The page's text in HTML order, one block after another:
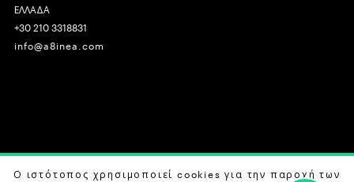
ΕΛΛΑΔΑ
+30 210 3318831
info@a8inea.com
COPYRIGHT © 2026 αθηΝΕΑ, ALL RIGHTS RESERVED.
Ο ιστότοπος χρησιμοποιεί cookies για την παροχή των